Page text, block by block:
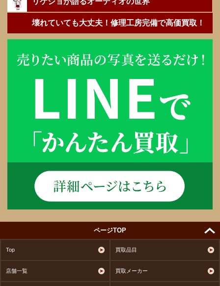
壊れていても大丈夫！修理工房完備で高価買取！
ページTOP
Top 買取品目
店舗一覧 買取メーカー